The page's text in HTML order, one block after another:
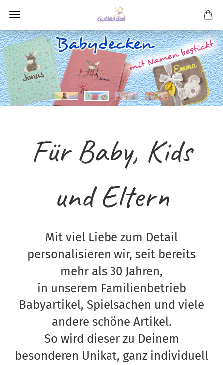
Für Baby, Kids
und Eltern
Mit viel Liebe zum Detail
personalisieren wir, seit bereits
mehr als 30 Jahren,
in unserem Familienbetrieb
Babyartikel, Spielsachen und viele
andere schöne Artikel.
So wird dieser zu Deinem
besonderen Unikat, ganz individuell